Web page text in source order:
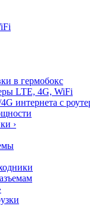
в гермобокс
LTE, 4G, WiFi
интернета с
›